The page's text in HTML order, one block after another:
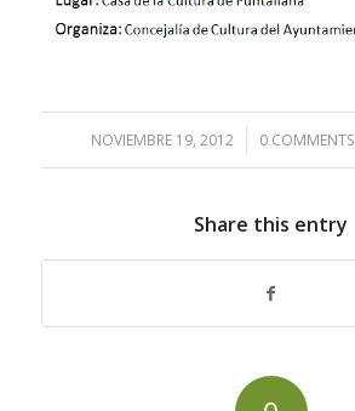
NOVIEMBRE 19, 2012
/ 0 COMMENTS
/
Share this entry